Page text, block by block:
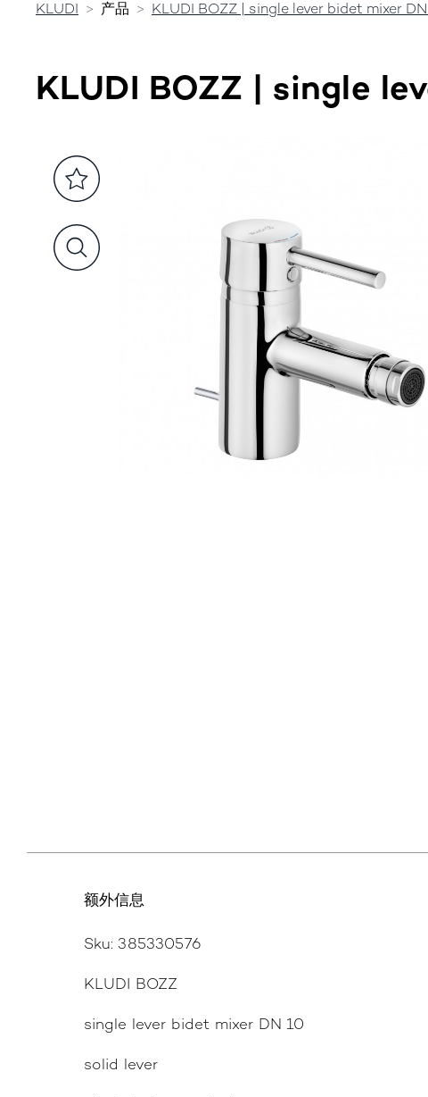
KLUDI 产品 KLUDI BOZZ | single lever bidet mixer
KLUDI BOZZ | single
额外信息
Sku: 385330576
KLUDI BOZZ
single lever bidet mixer DN 10
solid lever